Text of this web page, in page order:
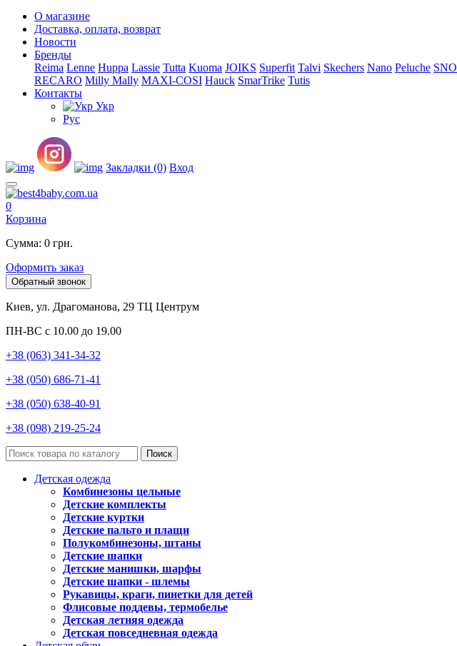
О магазине
Доставка, оплата, возврат
Новости
Бренды
Reima Lenne Huppa Lassie Tutta Kuoma JOIKS Superfit Talvi Skechers Nano Peluche SNO
RECARO Milly Mally MAXI-COSI Hauck SmarTrike Tutis
Контакты
Укр
Рус
Закладки (0) Вход
0
Корзина
Сумма: 0 грн.
Оформить заказ
Обратный звонок
Киев, ул. Драгоманова, 29 ТЦ Центрум
ПН-ВС с 10.00 до 19.00
+38 (063) 341-34-32
+38 (050) 686-71-41
+38 (050) 638-40-91
+38 (098) 219-25-24
Поиск
Детская одежда
Комбинезоны цельные
Детские комплекты
Детские куртки
Детские пальто и плащи
Полукомбинезоны, штаны
Детские шапки
Детские манишки, шарфы
Детские шапки - шлемы
Рукавицы, краги, пинетки для детей
Флисовые поддевы, термобелье
Детская летняя одежда
Детская повседневная одежда